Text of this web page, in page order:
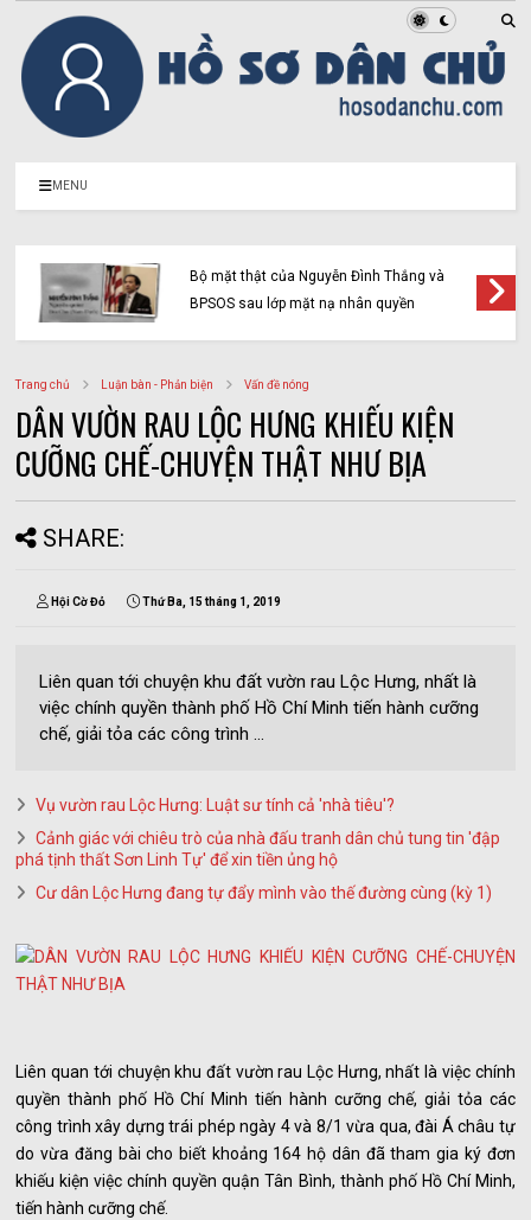
MENU
Bộ mặt thật của Nguyễn Đình Thắng và
BPSOS sau lớp mặt nạ nhân quyền
Trang chủ Luận bàn - Phản biện Vấn đề nóng
DÂN VƯỜN RAU LỘC HƯNG KHIẾU KIỆN
CƯỠNG CHẾ-CHUYỆN THẬT NHƯ BỊA
SHARE:
Hội Cờ Đỏ Thứ Ba, 15 tháng 1, 2019
Liên quan tới chuyện khu đất vườn rau Lộc Hưng, nhất là
việc chính quyền thành phố Hồ Chí Minh tiến hành cưỡng
chế, giải tỏa các công trình ...
Vụ vườn rau Lộc Hưng: Luật sư tính cả 'nhà tiêu'?
Cảnh giác với chiêu trò của nhà đấu tranh dân chủ tung tin 'đập
phá tịnh thất Sơn Linh Tự' để xin tiền ủng hộ
Cư dân Lộc Hưng đang tự đẩy mình vào thế đường cùng (kỳ 1)
Liên quan tới chuyện khu đất vườn rau Lộc Hưng, nhất là việc chính
quyền thành phố Hồ Chí Minh tiến hành cưỡng chế, giải tỏa các
công trình xây dựng trái phép ngày 4 và 8/1 vừa qua, đài Á châu tự
do vừa đăng bài cho biết khoảng 164 hộ dân đã tham gia ký đơn
khiếu kiện việc chính quyền quận Tân Bình, thành phố Hồ Chí Minh,
tiến hành cưỡng chế.